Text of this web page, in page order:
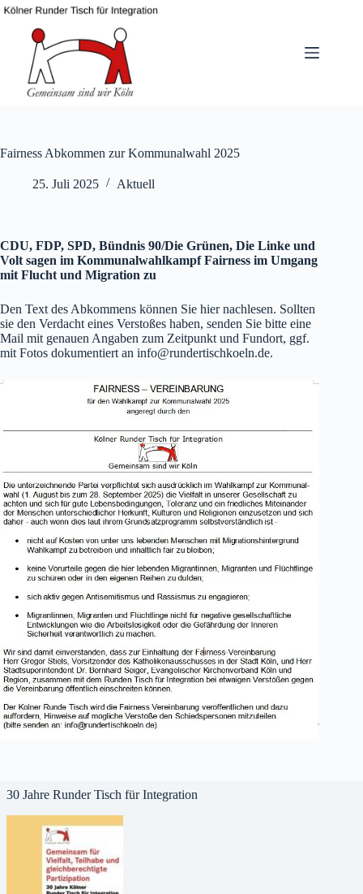
Zum
springen
Fairness Abkommen zur Kommunalwahl 2025
25. Juli 2025 Aktuell
CDU, FDP, SPD, Bündnis 90/Die Grünen, Die Linke und
Volt sagen im Kommunalwahlkampf Fairness im Umgang
mit Flucht und Migration zu
Den Text des Abkommens können Sie hier nachlesen. Sollten
sie den Verdacht eines Verstoßes haben, senden Sie bitte eine
Mail mit genauen Angaben zum Zeitpunkt und Fundort, ggf.
mit Fotos dokumentiert an info@rundertischkoeln.de.
30 Jahre Runder Tisch für Integration